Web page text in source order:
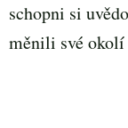
schopni si
měnili své